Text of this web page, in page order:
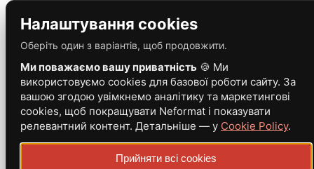
Налаштування cookies
Оберіть один з варіантів, щоб продовжити.
Ми поважаємо вашу приватність 🍪 Ми
використовуємо cookies для базової роботи сайту. За
вашою згодою увімкнемо аналітику та маркетингові
cookies, щоб покращувати Neformat і показувати
релевантний контент. Детальніше — у Cookie Policy.
Прийняти всі cookies